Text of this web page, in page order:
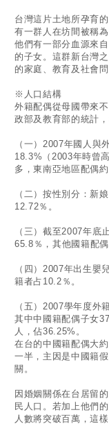
台灣這片土地所孕育
有一群人在坊間被稱
他們有一部分血源來
的子女。這群新台灣
的家庭、教育及社會
※人口結構
外籍配偶從母國帶來
政部及教育部的統計
（一）2007年國人與
18.3%（2003年時曾
多，東南亞地區配偶
（二）按性別分：新
12.72％。
（三）截至2007年底
65.8％，其他國籍配
（四）2007年出生嬰
籍者占10.2％。
（五）2007學年度外
其中中國籍配偶子女
人，佔36.25%。
在台的中國籍配偶大
一半，主因是中國籍
關。
因婚姻關係在台居留
民人口。若加上他們
人數將突破百萬，這